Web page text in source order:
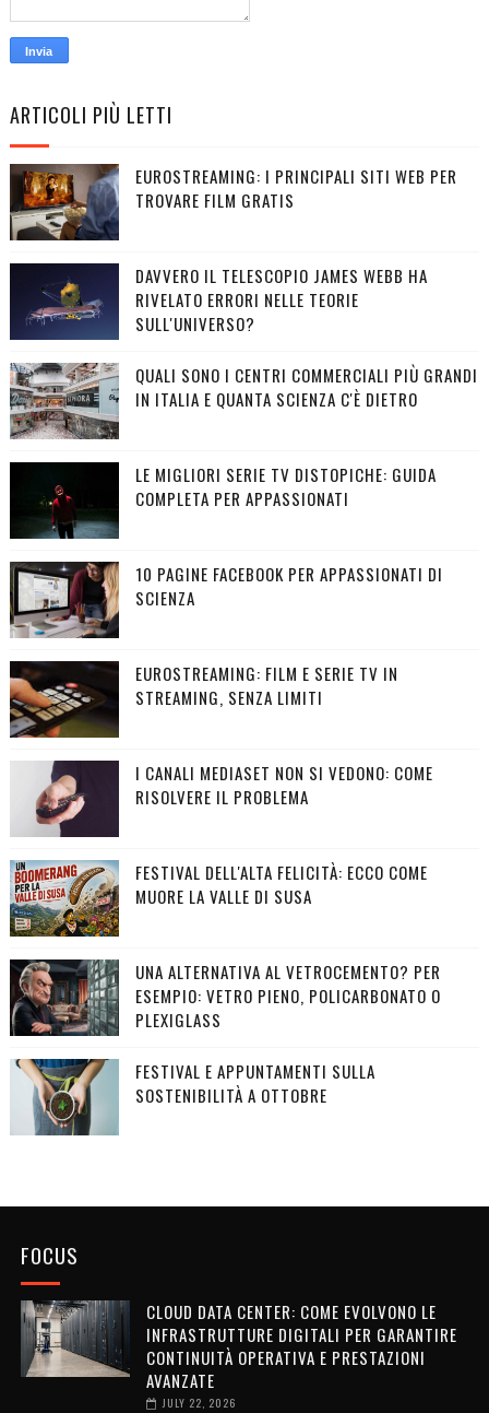
ARTICOLI PIÙ LETTI
EUROSTREAMING: I PRINCIPALI SITI WEB PER
TROVARE FILM GRATIS
DAVVERO IL TELESCOPIO JAMES WEBB HA
RIVELATO ERRORI NELLE TEORIE
SULL'UNIVERSO?
QUALI SONO I CENTRI COMMERCIALI PIÙ GRANDI
IN ITALIA E QUANTA SCIENZA C'È DIETRO
LE MIGLIORI SERIE TV DISTOPICHE: GUIDA
COMPLETA PER APPASSIONATI
10 PAGINE FACEBOOK PER APPASSIONATI DI
SCIENZA
EUROSTREAMING: FILM E SERIE TV IN
STREAMING, SENZA LIMITI
I CANALI MEDIASET NON SI VEDONO: COME
RISOLVERE IL PROBLEMA
FESTIVAL DELL'ALTA FELICITÀ: ECCO COME
MUORE LA VALLE DI SUSA
UNA ALTERNATIVA AL VETROCEMENTO? PER
ESEMPIO: VETRO PIENO, POLICARBONATO O
PLEXIGLASS
FESTIVAL E APPUNTAMENTI SULLA
SOSTENIBILITÀ A OTTOBRE
FOCUS
CLOUD DATA CENTER: COME EVOLVONO LE
INFRASTRUTTURE DIGITALI PER GARANTIRE
CONTINUITÀ OPERATIVA E PRESTAZIONI
AVANZATE
JULY 22, 2026